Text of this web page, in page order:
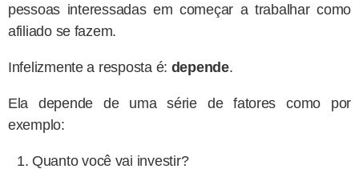
pessoas interessadas em começar a trabalhar como
afiliado se fazem.
Infelizmente a resposta é: depende.
Ela depende de uma série de fatores como por
exemplo:
Quanto você vai investir?